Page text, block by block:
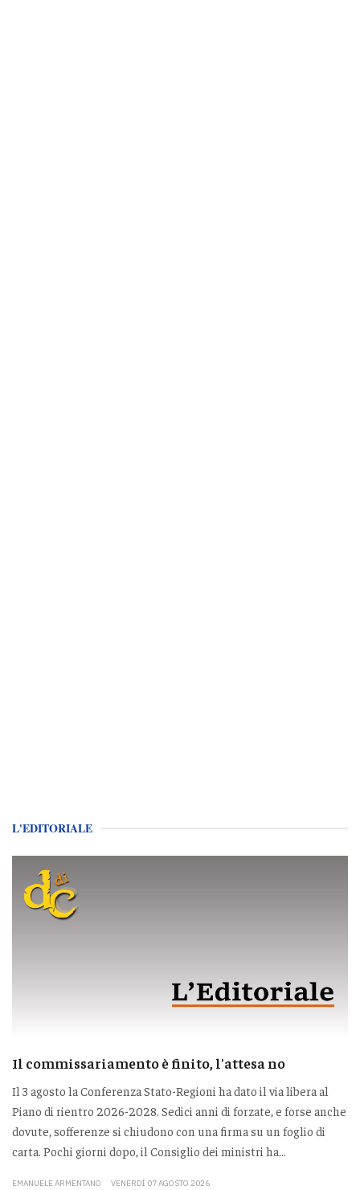
L'EDITORIALE
Il commissariamento è finito, l'attesa no
Il 3 agosto la Conferenza Stato-Regioni ha dato il via libera al
Piano di rientro 2026-2028. Sedici anni di forzate, e forse anche
dovute, sofferenze si chiudono con una firma su un foglio di
carta. Pochi giorni dopo, il Consiglio dei ministri ha...
EMANUELE ARMENTANO VENERDÌ 07 AGOSTO 2026